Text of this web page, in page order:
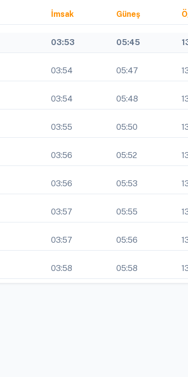
İmsak Güneş
03:53 05:45
03:54 05:47
03:54 05:48
03:55 05:50
03:56 05:52
03:56 05:53
03:57 05:55
03:57 05:56
03:58 05:58